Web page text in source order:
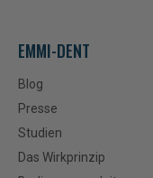
EMMI-DENT
Blog
Presse
Studien
Das Wirkprinzip